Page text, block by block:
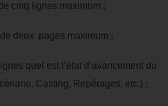
cinq lignes maximum ;
deux pages maximum ;
quel est l’état d’avancement du
Casting, Repérages, etc.) ;